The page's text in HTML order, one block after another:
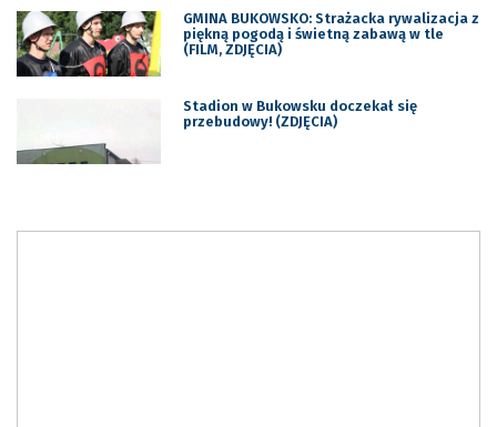
GMINA BUKOWSKO: Strażacka rywalizacja z
piękną pogodą i świetną zabawą w tle
(FILM, ZDJĘCIA)
Stadion w Bukowsku doczekał się
przebudowy! (ZDJĘCIA)